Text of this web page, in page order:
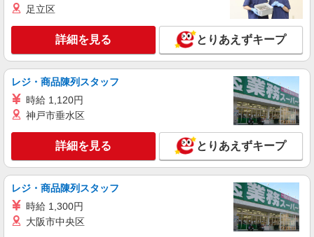
時給1300円（就業先により異なる）
茨城県土浦市
キープ 詳細を見る
株式会社テクノ・サービス マニュファクチャリング【茨城県】
製造スタッフ（組立・加工・目視検査・機械操
作など）
月給200000〜250000円（スキル・経験を考
慮）
茨城県土浦市 （他にも茨城県内に多数あり）
※勤務地はご希望を考慮の上、ご自宅を中心に通
勤時間120分圏内のエリアとなります。（転勤な
キープ 詳細を見る
足立区
詳細を見る とりあえずキープ
レジ・商品陳列スタッフ
時給 1,120円
神戸市垂水区
詳細を見る とりあえずキープ
レジ・商品陳列スタッフ
時給 1,300円
大阪市中央区